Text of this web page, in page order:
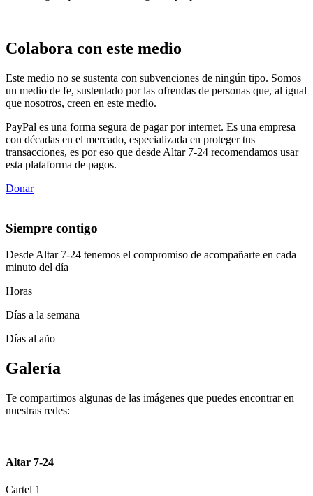
Colabora con este medio
Este medio no se sustenta con subvenciones de ningún tipo. Somos
un medio de fe, sustentado por las ofrendas de personas que, al igual
que nosotros, creen en este medio.
PayPal es una forma segura de pagar por internet. Es una empresa
con décadas en el mercado, especializada en proteger tus
transacciones, es por eso que desde Altar 7-24 recomendamos usar
esta plataforma de pagos.
Donar
Siempre contigo
Desde Altar 7-24 tenemos el compromiso de acompañarte en cada
minuto del día
Horas
Días a la semana
Días al año
Galería
Te compartimos algunas de las imágenes que puedes encontrar en
nuestras redes:
Altar 7-24
Cartel 1